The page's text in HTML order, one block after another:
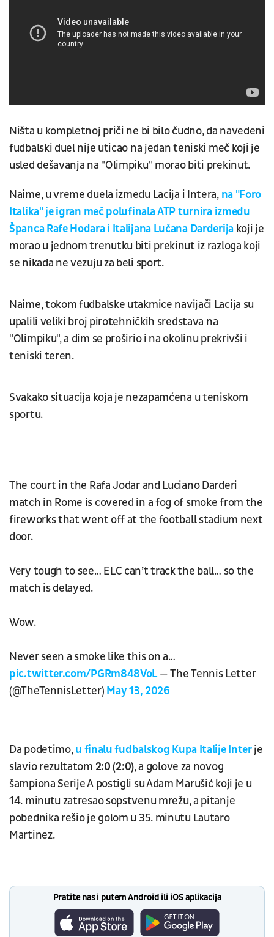
Ništa u kompletnoj priči ne bi bilo čudno, da navedeni
fudbalski duel nije uticao na jedan teniski meč koji je
usled dešavanja na "Olimpiku" morao biti prekinut.
Naime, u vreme duela između Lacija i Intera, na "Foro
Italika" je igran meč polufinala ATP turnira između
Španca Rafe Hodara i Italijana Lučana Darderijakoji je
morao u jednom trenutku biti prekinut iz razloga koji
se nikada ne vezuju za beli sport.
Naime, tokom fudbalske utakmice navijači Lacija su
upalili veliki broj pirotehničkih sredstava na
"Olimpiku", a dim se proširio i na okolinu prekrivši i
teniski teren.
Svakako situacija koja je nezapamćena u teniskom
sportu.
The court in the Rafa Jodar and Luciano Darderi
match in Rome is covered in a fog of smoke from the
fireworks that went off at the football stadium next
door.
Very tough to see… ELC can’t track the ball… so the
match is delayed.
Wow.
Never seen a smoke like this on a…
pic.twitter.com/PGRm848VoL— The Tennis Letter
(@TheTennisLetter) May 13, 2026
Da podetimo,u finalu fudbalskog Kupa Italije Interje
slavio rezultatom 2:0 (2:0), a golove za novog
šampiona Serije A postigli su Adam Marušić koji je u
14. minutu zatresao sopstvenu mrežu, a pitanje
pobednika rešio je golom u 35. minutu Lautaro
Martinez.
Pratite nas i putem Android ili iOS aplikacija